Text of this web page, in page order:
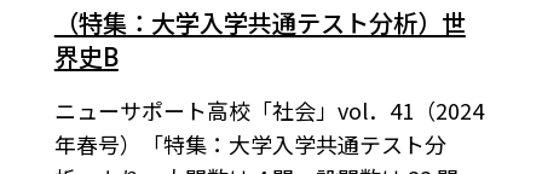
（特集：大学入学共通テスト分析）世
界史B
ニューサポート高校「社会」vol．41（2024
年春号）「特集：大学入学共通テスト分